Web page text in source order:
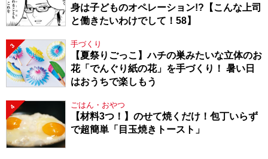
身は子どものオペレーション!?【こんな上司
と働きたいわけでして！58】
3 手づくり
【夏祭りごっこ】ハチの巣みたいな立体のお
花「でんぐり紙の花」を手づくり！ 暑い日
はおうちで楽しもう
4 ごはん・おやつ
【材料3つ！】のせて焼くだけ！包丁いらず
で超簡単「目玉焼きトースト」